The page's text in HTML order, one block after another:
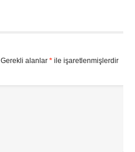
Gerekli alanlar *ile işaretlenmişlerdir